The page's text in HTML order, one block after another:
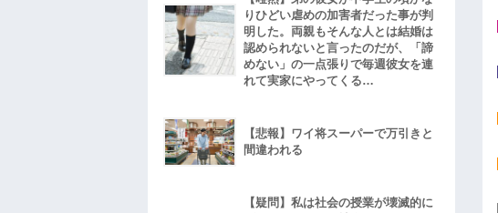
りひどい虐めの加害者だった事が判
明した。両親もそんな人とは結婚は
認められないと言ったのだが、「諦
めない」の一点張りで毎週彼女を連
れて実家にやってくる…
【悲報】ワイ将スーパーで万引きと
間違われる
【疑問】私は社会の授業が壊滅的に